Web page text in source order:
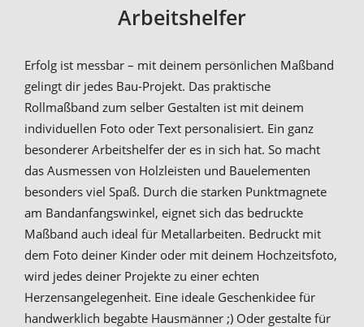
Arbeitshelfer
Erfolg ist messbar – mit deinem persönlichen Maßband
gelingt dir jedes Bau-Projekt. Das praktische
Rollmaßband zum selber Gestalten ist mit deinem
individuellen Foto oder Text personalisiert. Ein ganz
besonderer Arbeitshelfer der es in sich hat. So macht
das Ausmessen von Holzleisten und Bauelementen
besonders viel Spaß. Durch die starken Punktmagnete
am Bandanfangswinkel, eignet sich das bedruckte
Maßband auch ideal für Metallarbeiten. Bedruckt mit
dem Foto deiner Kinder oder mit deinem Hochzeitsfoto,
wird jedes deiner Projekte zu einer echten
Herzensangelegenheit. Eine ideale Geschenkidee für
handwerklich begabte Hausmänner ;) Oder gestalte für